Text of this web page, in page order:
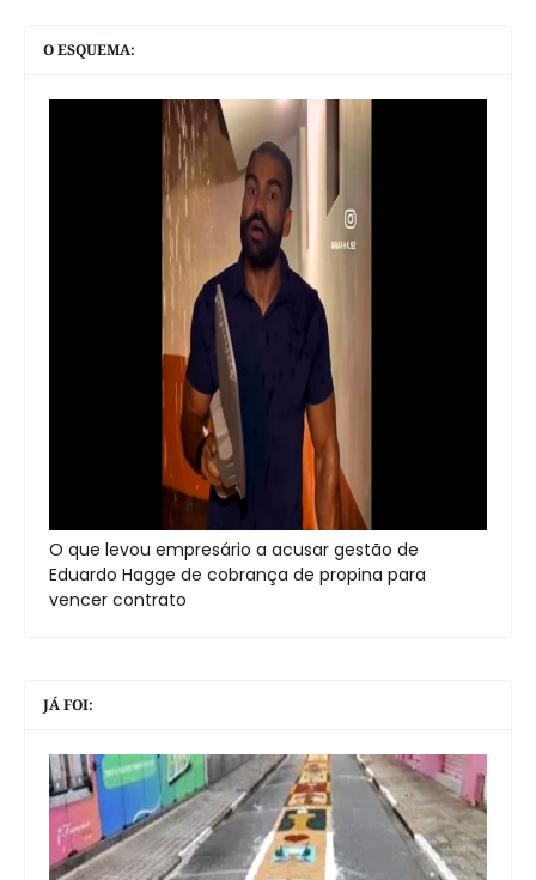
O ESQUEMA:
O que levou empresário a acusar gestão de
Eduardo Hagge de cobrança de propina para
vencer contrato
JÁ FOI: